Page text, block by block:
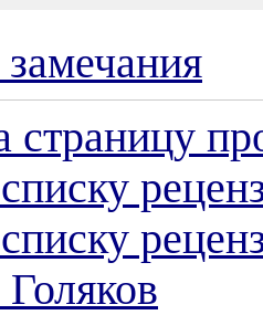
страницу